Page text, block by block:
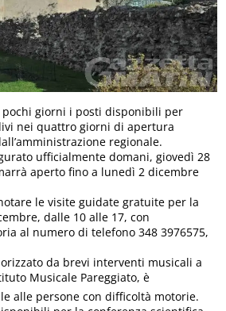
giorni i posti disponibili per
nei quattro giorni di apertura
regionale.
ufficialmente domani, giovedì 28
aperto fino a lunedì 2 dicembre
le visite guidate gratuite per la
dalle 10 alle 17, con
al numero di telefono 348 3976575,
da brevi interventi musicali a
Musicale Pareggiato, è
alle persone con difficoltà motorie.